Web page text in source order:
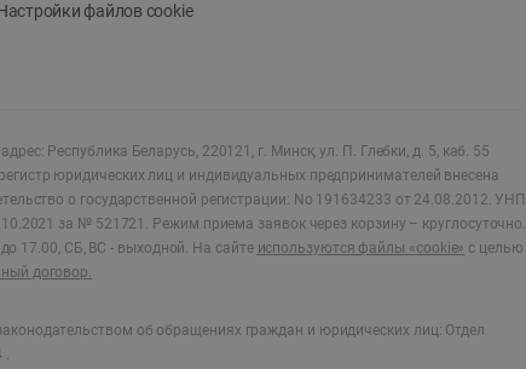
файлов cookie
Республика Беларусь, 220121, г. Минск, ул. П. Глебки, д. 5, каб. 55
юридических лиц и индивидуальных предпринимателей внесена
о государственной регистрации: No 191634233 от 24.08.2012. УНП
за № 521721. Режим приема заявок через корзину – круглосуточно.
17.00, СБ, ВС - выходной. На сайте используются файлы «cookie» с целью
договор.
об обращениях граждан и юридических лиц: Отдел
.